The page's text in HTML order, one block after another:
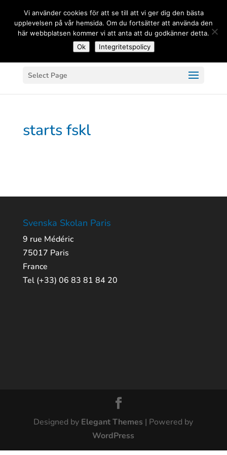
Select Page
starts fskl
Svenska Skolan Paris
9 rue Médéric
75017 Paris
France
Tel (+33) 06 83 81 84 20
Designed by Elegant Themes | Powered by
WordPress
Vi använder cookies för att se till att vi ger dig den bästa
upplevelsen på vår hemsida. Om du fortsätter att använda den
här webbplatsen kommer vi att anta att du godkänner detta.
Ok
Integritetspolicy